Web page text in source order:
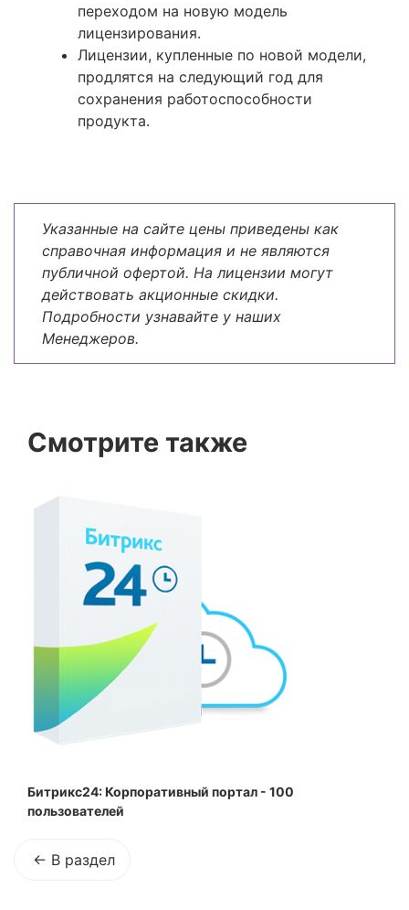
переходом на новую модель
лицензирования.
Лицензии, купленные по новой модели,
продлятся на следующий год для
сохранения работоспособности
продукта.
Указанные на сайте цены приведены как
справочная информация и не являются
публичной офертой. На лицензии могут
действовать акционные скидки.
Подробности узнавайте у наших
Менеджеров.
Смотрите также
Битрикс24: Корпоративный портал - 100
пользователей
В раздел